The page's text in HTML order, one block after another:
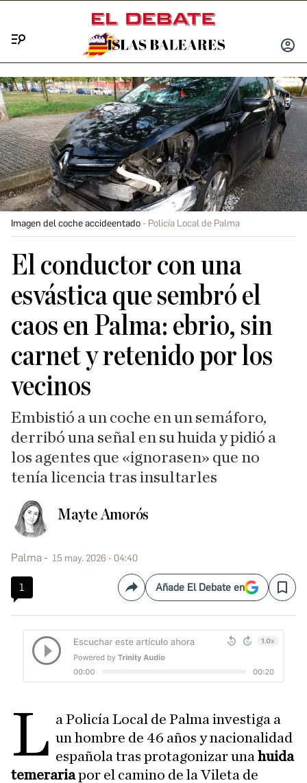
INICIAR
Imagen del coche accideentado Policía Local de Palma
El conductor con una
esvástica que sembró el
caos en Palma: ebrio, sin
carnet y retenido por los
vecinos
Embistió a un coche en un semáforo,
derribó una señal en su huida y pidió a
los agentes que «ignorasen» que no
tenía licencia tras insultarles
Mayte Amorós
Palma 15 may. 2026 - 04:40
1 CompartirAñade El Debate en Save
L a Policía Local de Palma investiga a
un hombre de 46 años y nacionalidad
española tras protagonizar unahuida
temerariapor el camino de la Vileta de